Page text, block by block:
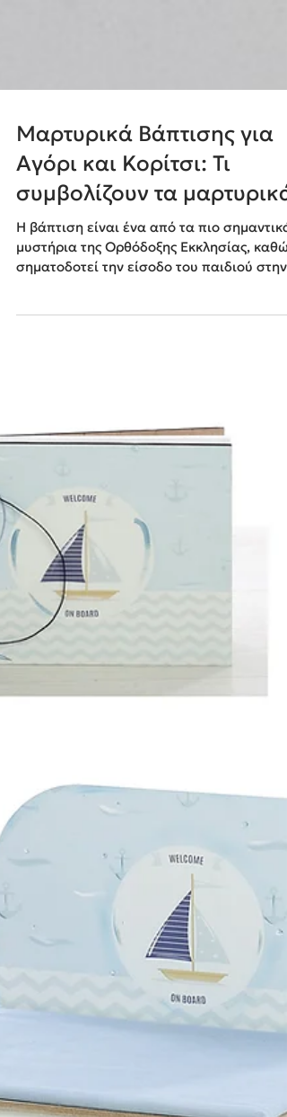
Μαρτυρικά Βάπτισης για
Αγόρι και Κορίτσι: Τι
συμβολίζουν τα μαρτυρικά;
Η βάπτιση είναι ένα από τα πιο σημαντικά
μυστήρια της Ορθόδοξης Εκκλησίας, καθώς
Εκκλησία και τη...